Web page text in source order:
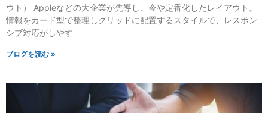
ウト） Appleなどの大企業が先導し、今や定番化したレイアウト。
情報をカード型で整理しグリッドに配置するスタイルで、レスポン
シブ対応がしやす
ブログを読む »